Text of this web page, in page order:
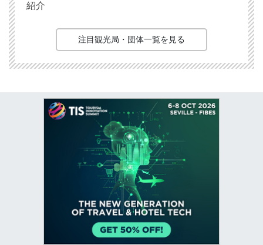
紹介
注目観光局・団体一覧を見る